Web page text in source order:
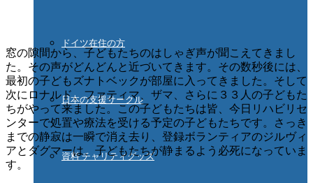
ドイツ在住の方
日本の支援サークル
資料 チャリティグッズ
窓の隙間から、子どもたちのはしゃぎ声が聞こえてきまし
た。その声がどんどんと近づいてきます。その数秒後には、
最初の子どもズナトベックが部屋に入ってきました。そして
次にロナルド、ファティマ、ザマ、さらに３３人の子どもた
ちがやって来ました。この子どもたちは皆、今日リハビリセ
ンターで処置や療法を受ける予定の子どもたちです。さっき
までの静寂は一瞬で消え去り、登録ボランティアのジルヴィ
アとダグマーは、子どもたちが静まるよう必死になっていま
す。